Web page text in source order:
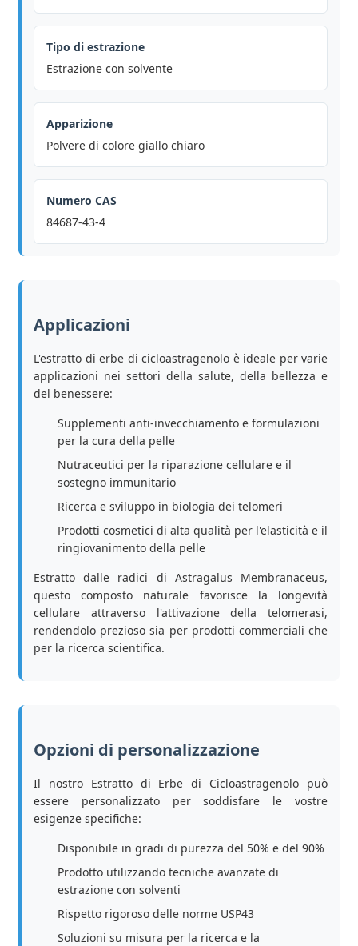
Tipo di estrazione
Estrazione con solvente
Apparizione
Polvere di colore giallo chiaro
Numero CAS
84687-43-4
Applicazioni
L'estratto di erbe di cicloastragenolo è ideale per varie
applicazioni nei settori della salute, della bellezza e
del benessere:
Supplementi anti-invecchiamento e formulazioni
per la cura della pelle
Nutraceutici per la riparazione cellulare e il
sostegno immunitario
Ricerca e sviluppo in biologia dei telomeri
Prodotti cosmetici di alta qualità per l'elasticità e il
ringiovanimento della pelle
Estratto dalle radici di Astragalus Membranaceus,
questo composto naturale favorisce la longevità
cellulare attraverso l'attivazione della telomerasi,
rendendolo prezioso sia per prodotti commerciali che
per la ricerca scientifica.
Opzioni di personalizzazione
Il nostro Estratto di Erbe di Cicloastragenolo può
essere personalizzato per soddisfare le vostre
esigenze specifiche:
Disponibile in gradi di purezza del 50% e del 90%
Prodotto utilizzando tecniche avanzate di
estrazione con solventi
Rispetto rigoroso delle norme USP43
Soluzioni su misura per la ricerca e la